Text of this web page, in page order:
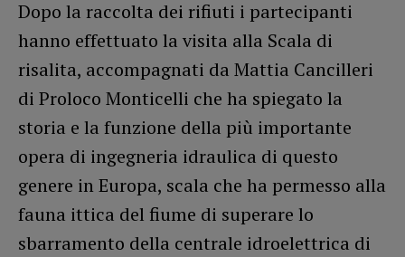
Dopo la raccolta dei rifiuti i partecipanti
hanno effettuato la visita alla Scala di
risalita, accompagnati da Mattia Cancilleri
di Proloco Monticelli che ha spiegato la
storia e la funzione della più importante
opera di ingegneria idraulica di questo
genere in Europa, scala che ha permesso alla
fauna ittica del fiume di superare lo
sbarramento della centrale idroelettrica di